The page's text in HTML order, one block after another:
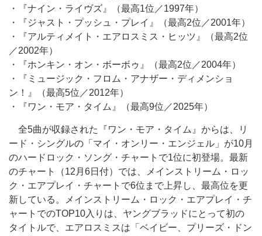
・『ナイン・ライヴズ』（最高1位／1997年）
・『ジャスト・プッシュ・プレイ』（最高2位／2001年）
・『アルティメイト・エアロスミス・ヒッツ』（最高2位
／2002年）
・『ホンキン・オン・ボーボゥ』（最高2位／2004年）
・『ミュージック・フロム・アナザー・ディメンショ
ン！』（最高5位／2012年）
・『ワン・モア・タイム』（最高9位／2025年）
全5曲が収録された『ワン・モア・タイム』からは、リ
ード・シングルの「マイ・オンリー・エンジェル」が10月
のハードロック・ソング・チャートで1位に初登場。最新
のチャート（12月6日付）では、メインストリーム・ロッ
ク・エアプレイ・チャートで6位まで上昇し、最高位を更
新している。メインストリーム・ロック・エアプレイ・チ
ャートでのTOP10入りは、ヤングブラッドにとって初の
タイトルで、エアロスミスは「ベイビー、プリーズ・ドン